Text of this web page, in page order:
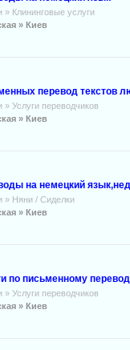
» Клининговые услуги
» Киев
перевод текстов
» Услуги переводчиков
» Киев
на немецкий
» Няни / Cиделки
» Киев
по письменному
» Услуги переводчиков
» Киев